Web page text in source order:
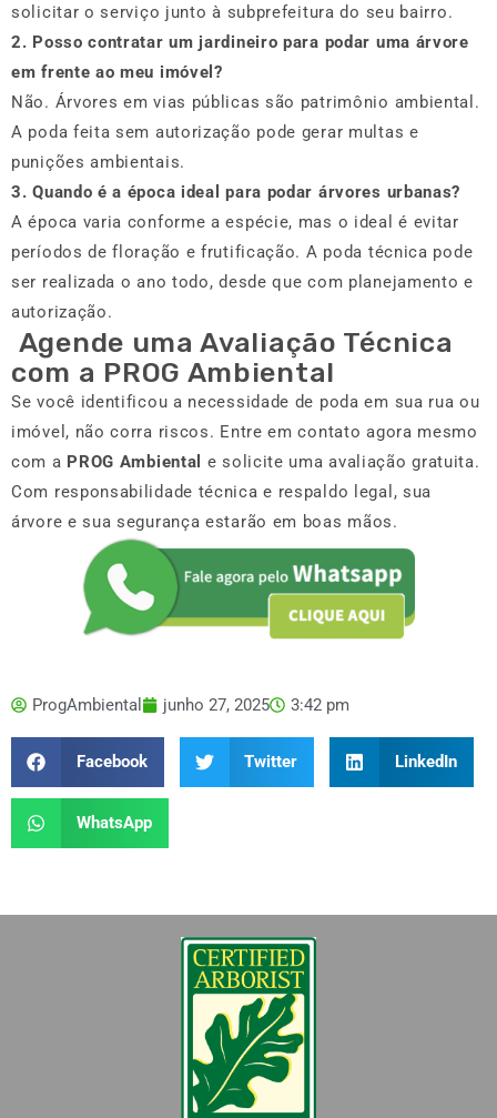
solicitar o serviço junto à subprefeitura do seu bairro.
2. Posso contratar um jardineiro para podar uma árvore
em frente ao meu imóvel?
Não. Árvores em vias públicas são patrimônio ambiental.
A poda feita sem autorização pode gerar multas e
punições ambientais.
3. Quando é a época ideal para podar árvores urbanas?
A época varia conforme a espécie, mas o ideal é evitar
períodos de floração e frutificação. A poda técnica pode
ser realizada o ano todo, desde que com planejamento e
autorização.
Agende uma Avaliação Técnica
com a PROG Ambiental
Se você identificou a necessidade de poda em sua rua ou
imóvel, não corra riscos. Entre em contato agora mesmo
com a PROG Ambiental e solicite uma avaliação gratuita.
Com responsabilidade técnica e respaldo legal, sua
árvore e sua segurança estarão em boas mãos.
ProgAmbiental junho 27, 2025 3:42 pm
Facebook Twitter LinkedIn
WhatsApp